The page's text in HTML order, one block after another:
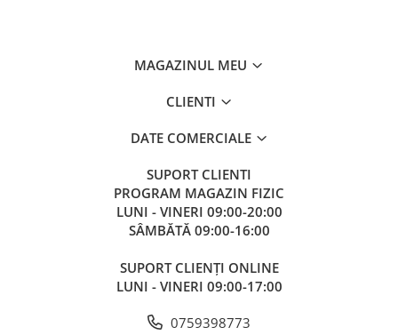
MAGAZINUL MEU
CLIENTI
DATE COMERCIALE
SUPORT CLIENTI
PROGRAM MAGAZIN FIZIC
LUNI - VINERI 09:00-20:00
SÂMBĂTĂ 09:00-16:00
SUPORT CLIENȚI ONLINE
LUNI - VINERI 09:00-17:00
0759398773